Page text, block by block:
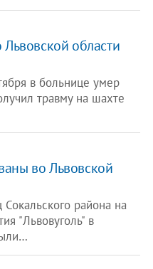
области
в больнице умер
травму на шахте
во Львовской
района на
"Львовуголь" в